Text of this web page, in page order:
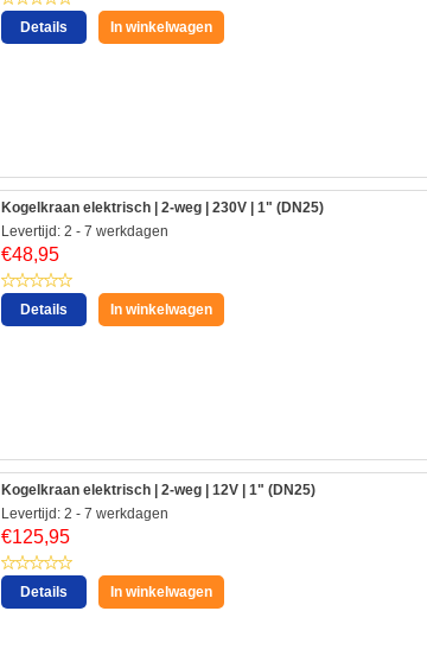
Details In winkelwagen
Kogelkraan elektrisch | 2-weg | 230V | 1" (DN25)
Levertijd: 2 - 7 werkdagen
€48,95
Details In winkelwagen
Kogelkraan elektrisch | 2-weg | 12V | 1" (DN25)
Levertijd: 2 - 7 werkdagen
€125,95
Details In winkelwagen